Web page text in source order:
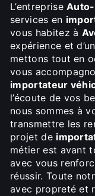
L’entreprise
services en
vous habitez à
expérience et
mettons tout en
vous
importateur
l’écoute de vos
nous sommes à
transmettre les
projet de
métier est avant
avec vous
réussir. Toute
avec propreté et